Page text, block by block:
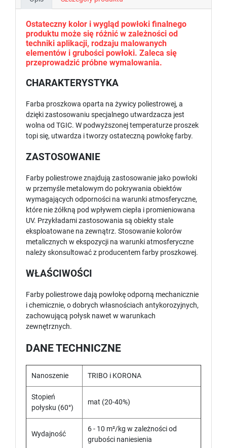
Ostateczny kolor i wygląd powłoki finalnego
produktu może się różnić w zależności od
techniki aplikacji, rodzaju malowanych
elementów i grubości powłoki. Zaleca się
przeprowadzić próbne wymalowania.
CHARAKTERYSTYKA
Farba proszkowa oparta na żywicy poliestrowej, a
dzięki zastosowaniu specjalnego utwardzacza jest
wolna od TGIC. W podwyższonej temperaturze proszek
topi się, utwardza i tworzy ostateczną powłokę farby.
ZASTOSOWANIE
Farby poliestrowe znajdują zastosowanie jako powłoki
w przemyśle metalowym do pokrywania obiektów
wymagających odporności na warunki atmosferyczne,
które nie żółkną pod wpływem ciepła i promieniowana
UV. Przykładami zastosowania są obiekty stale
eksploatowane na zewnątrz. Stosowanie kolorów
metalicznych w ekspozycji na warunki atmosferyczne
należy skonsultować z producentem farby proszkowej.
WŁAŚCIWOŚCI
Farby poliestrowe dają powłokę odporną mechanicznie
i chemicznie, o dobrych własnościach antykorozyjnych,
zachowującą połysk nawet w warunkach
zewnętrznych.
DANE TECHNICZNE
Nanoszenie TRIBO i KORONA
Stopień
połysku (60°)
mat (20-40%)
Wydajność
6 - 10 m²/kg w zależności od
grubości naniesienia